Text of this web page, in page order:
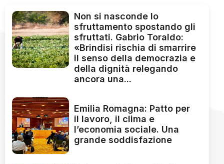
Non si nasconde lo
sfruttamento spostando gli
sfruttati. Gabrio Toraldo:
«Brindisi rischia di smarrire
il senso della democrazia e
della dignità relegando
ancora una...
Emilia Romagna: Patto per
il lavoro, il clima e
l’economia sociale. Una
grande soddisfazione